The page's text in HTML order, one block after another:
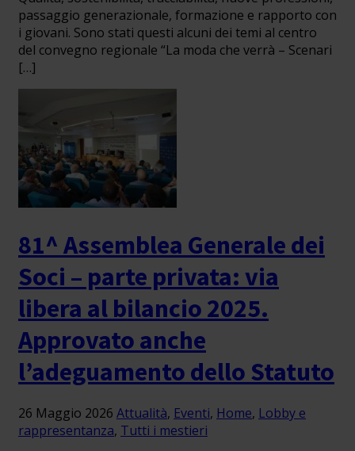
passaggio generazionale, formazione e rapporto con
i giovani. Sono stati questi alcuni dei temi al centro
del convegno regionale “La moda che verrà – Scenari
[…]
81^ Assemblea Generale dei
Soci – parte privata: via
libera al bilancio 2025.
Approvato anche
l’adeguamento dello Statuto
26 Maggio 2026 Attualità, Eventi, Home, Lobby e
rappresentanza, Tutti i mestieri